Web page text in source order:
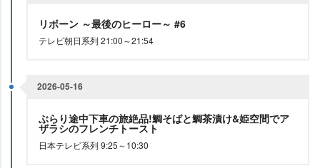
リボーン ～最後のヒーロー～ #6
テレビ朝日系列 21:00～21:54
2026-05-16
ぶらり途中下車の旅絶品!鯛そばと鯛茶漬け&姫空間でア
ザラシのフレンチトースト
日本テレビ系列 9:25～10:30